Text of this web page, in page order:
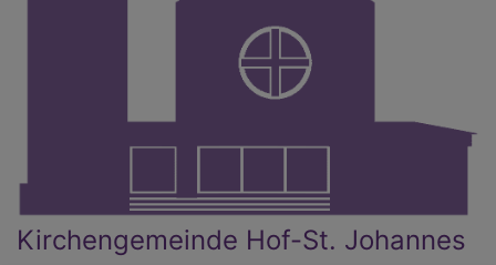
Kirchengemeinde Hof-St. Johannes